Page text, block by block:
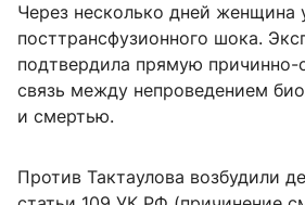
Через несколько дней женщина
посттрансфузионного шока.
подтвердила прямую причинно-
связь между непроведением
и смертью.
Против Тактаулова возбудили